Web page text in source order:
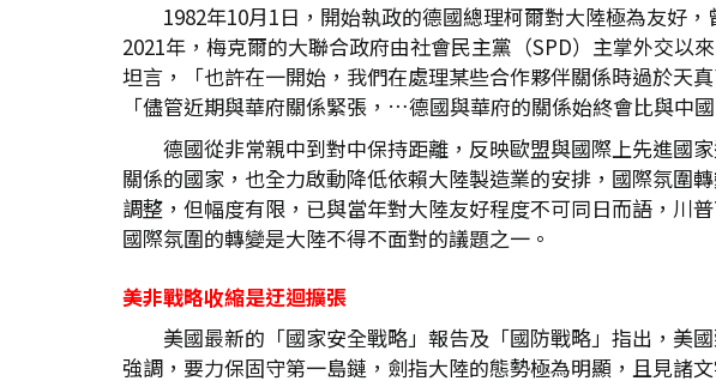
1982年10月1日，開始執政的德國總理柯爾對大陸極為友好
2021年，梅克爾的大聯合政府由社會民主黨（SPD）主掌外交以
坦言，「也許在一開始，我們在處理某些合作夥伴關係時過於天
「儘管近期與華府關係緊張，…德國與華府的關係始終會比與中國
德國從非常親中到對中保持距離，反映歐盟與國際上先進國
關係的國家，也全力啟動降低依賴大陸製造業的安排，國際氛圍
調整，但幅度有限，已與當年對大陸友好程度不可同日而語，川
國際氛圍的轉變是大陸不得不面對的議題之一。
美非戰略收縮是迂迴擴張
美國最新的「國家安全戰略」報告及「國防戰略」指出，美
強調，要力保固守第一島鏈，劍指大陸的態勢極為明顯，且見諸